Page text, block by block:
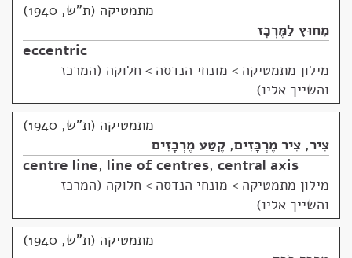
מתמטיקה (ת"ש, 1940)
מִחוּץ לַמֶּרְכָּז
eccentric
מילון מתמטיקה > מונחי הנדסה > חלוקה (המרכז
והשייך אליו)
מתמטיקה (ת"ש, 1940)
צִיר, צִיר מֶרְכָּזִים, קֶטַע מֶרְכָּזִים
centre line, line of centres, central axis
מילון מתמטיקה > מונחי הנדסה > חלוקה (המרכז
והשייך אליו)
מתמטיקה (ת"ש, 1940)